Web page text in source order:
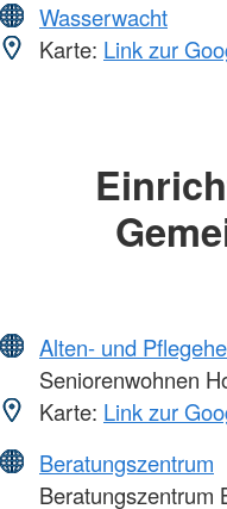
Wasserwacht
Karte: Link zur
Alten- und
Seniorenwohnen
Karte: Link zur
Beratungszentrum
Beratungszentrum